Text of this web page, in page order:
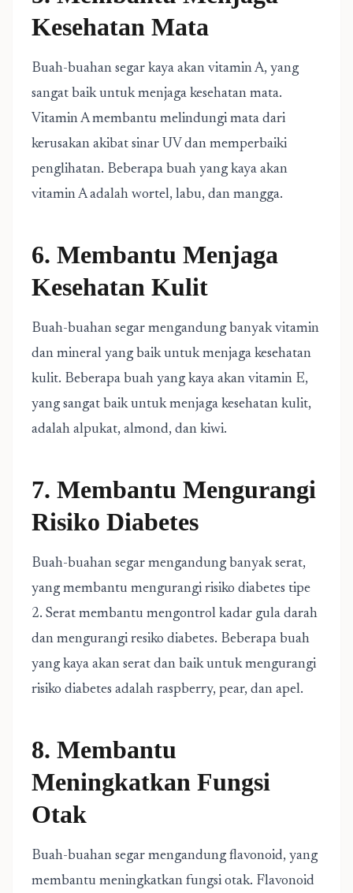
Kesehatan Mata
Buah-buahan segar kaya akan vitamin A, yang
sangat baik untuk menjaga kesehatan mata.
Vitamin A membantu melindungi mata dari
kerusakan akibat sinar UV dan memperbaiki
penglihatan. Beberapa buah yang kaya akan
vitamin A adalah wortel, labu, dan mangga.
6. Membantu Menjaga
Kesehatan Kulit
Buah-buahan segar mengandung banyak vitamin
dan mineral yang baik untuk menjaga kesehatan
kulit. Beberapa buah yang kaya akan vitamin E,
yang sangat baik untuk menjaga kesehatan kulit,
adalah alpukat, almond, dan kiwi.
7. Membantu Mengurangi
Risiko Diabetes
Buah-buahan segar mengandung banyak serat,
yang membantu mengurangi risiko diabetes tipe
2. Serat membantu mengontrol kadar gula darah
dan mengurangi resiko diabetes. Beberapa buah
yang kaya akan serat dan baik untuk mengurangi
risiko diabetes adalah raspberry, pear, dan apel.
8. Membantu
Meningkatkan Fungsi
Otak
Buah-buahan segar mengandung flavonoid, yang
membantu meningkatkan fungsi otak. Flavonoid